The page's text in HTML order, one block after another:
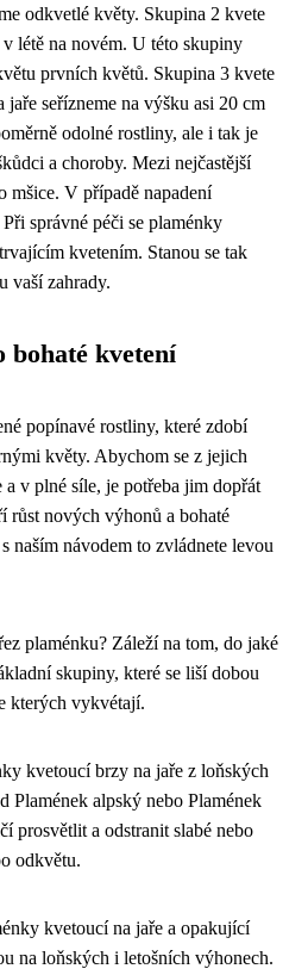
odkvetlé květy. Skupina 2 kvete
létě na novém. U této skupiny
prvních květů. Skupina 3 kvete
seřízneme na výšku asi 20 cm
odolné rostliny, ale i tak je
a choroby. Mezi nejčastější
mšice. V případě napadení
správné péči se plaménky
kvetením. Stanou se tak
vaší zahrady.
bohaté kvetení
popínavé rostliny, které zdobí
květy. Abychom se z jejich
v plné síle, je potřeba jim dopřát
růst nových výhonů a bohaté
naším návodem to zvládnete levou
plaménku? Záleží na tom, do jaké
skupiny, které se liší dobou
kterých vykvétají.
kvetoucí brzy na jaře z loňských
Plamének alpský nebo Plamének
prosvětlit a odstranit slabé nebo
odkvětu.
kvetoucí na jaře a opakující
na loňských i letošních výhonech.